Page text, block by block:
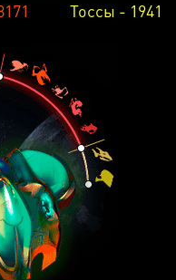
Тоссы - 1941